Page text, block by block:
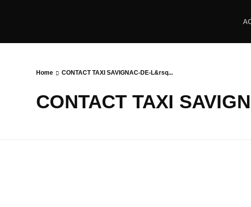
Home CONTACT TAXI SAVIGNAC-DE-L&rsq...
CONTACT TAXI